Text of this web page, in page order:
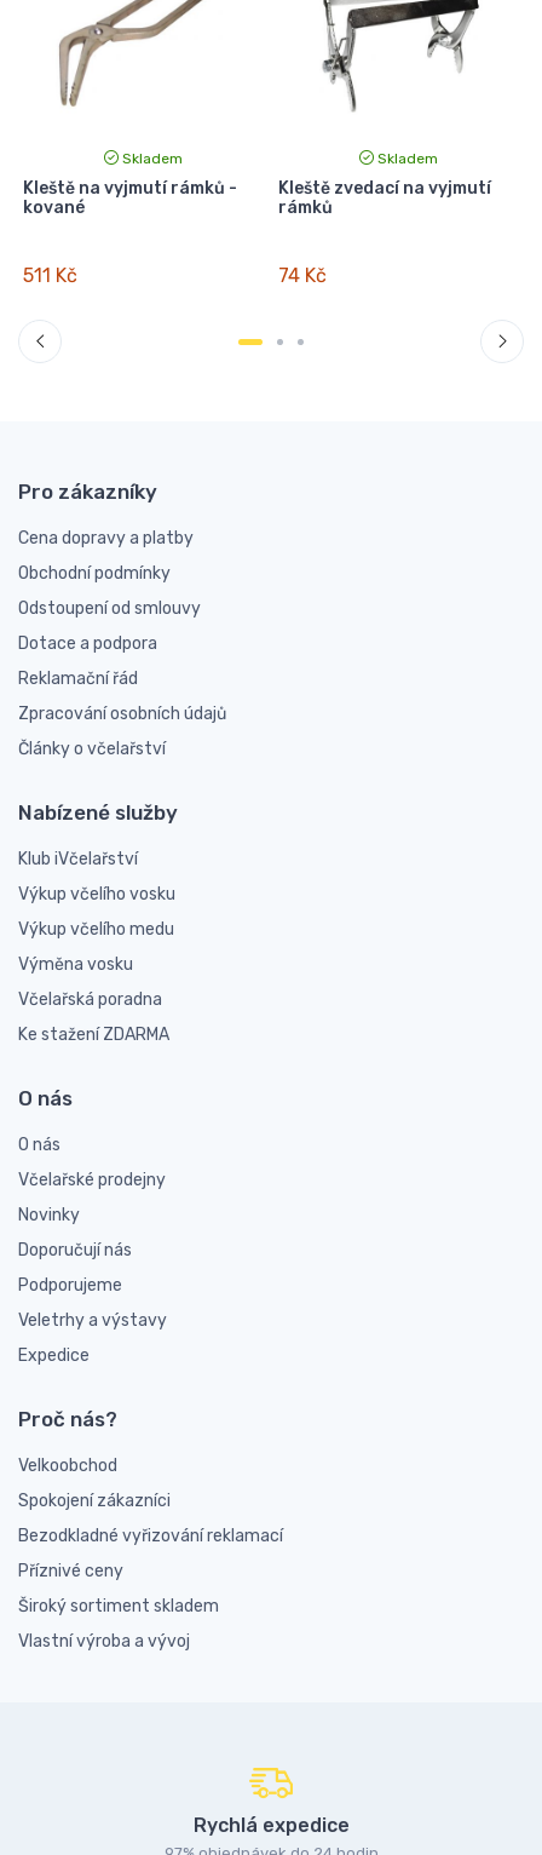
Skladem
Kleště na vyjmutí rámků -
kované
511 Kč
Skladem
Kleště zvedací na vyjmutí
rámků
74 Kč
Pro zákazníky
Cena dopravy a platby
Obchodní podmínky
Odstoupení od smlouvy
Dotace a podpora
Reklamační řád
Zpracování osobních údajů
Články o včelařství
Nabízené služby
Klub iVčelařství
Výkup včelího vosku
Výkup včelího medu
Výměna vosku
Včelařská poradna
Ke stažení ZDARMA
O nás
O nás
Včelařské prodejny
Novinky
Doporučují nás
Podporujeme
Veletrhy a výstavy
Expedice
Proč nás?
Velkoobchod
Spokojení zákazníci
Bezodkladné vyřizování reklamací
Příznivé ceny
Široký sortiment skladem
Vlastní výroba a vývoj
Rychlá expedice